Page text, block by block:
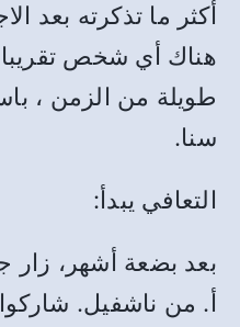
أكثر ما تذكرته بعد
هناك أي شخص
طويلة من الزمن ،
سنا.
التعافي يبدأ:
بعد بضعة أشهر، زار
أ. من ناشفيل.